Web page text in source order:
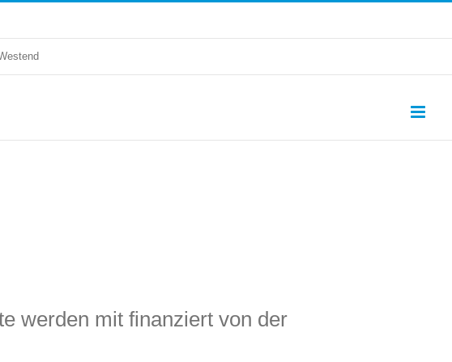
werden mit finanziert von der